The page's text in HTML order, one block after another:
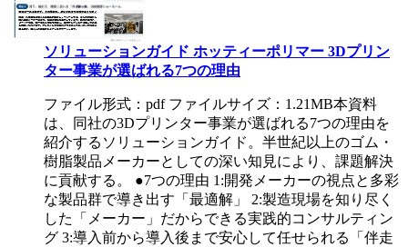
ソリューションガイド ホッティーポリマー 3Dプリン
ター事業が選ばれる7つの理由
ファイル形式：pdf ファイルサイズ：1.21MB本資料
は、同社の3Dプリンター事業が選ばれる7つの理由を
紹介するソリューションガイド。半世紀以上のゴム・
樹脂製品メーカーとしての深い知見により、課題解決
に貢献する。 ●7つの理由 1:開発メーカーの視点と多彩
な製品群で導き出す「最適解」 2:製造現場を知り尽く
した「メーカー」だからできる実践的コンサルティン
グ 3:導入前から導入後まで安心して任せられる「伴走